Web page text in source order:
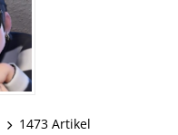
1473 Artikel